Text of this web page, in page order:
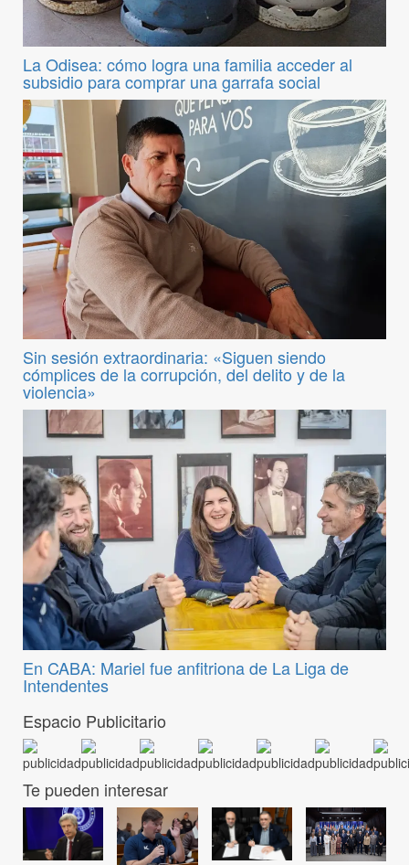
La Odisea: cómo logra una familia acceder al
subsidio para comprar una garrafa social
Sin sesión extraordinaria: «Siguen siendo
cómplices de la corrupción, del delito y de la
violencia»
En CABA: Mariel fue anfitriona de La Liga de
Intendentes
Espacio Publicitario
Te pueden interesar